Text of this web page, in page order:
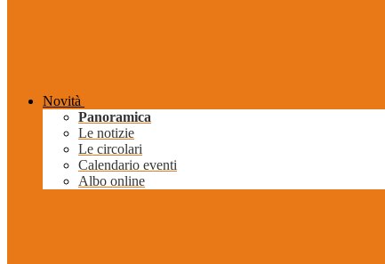
Novità
Panoramica
Le notizie
Le circolari
Calendario eventi
Albo online